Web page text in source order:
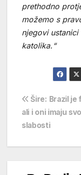
prethodno
možemo s
njegovi
katolika.“
objava
Šire: Brazil je
ali i oni imaju
slabosti